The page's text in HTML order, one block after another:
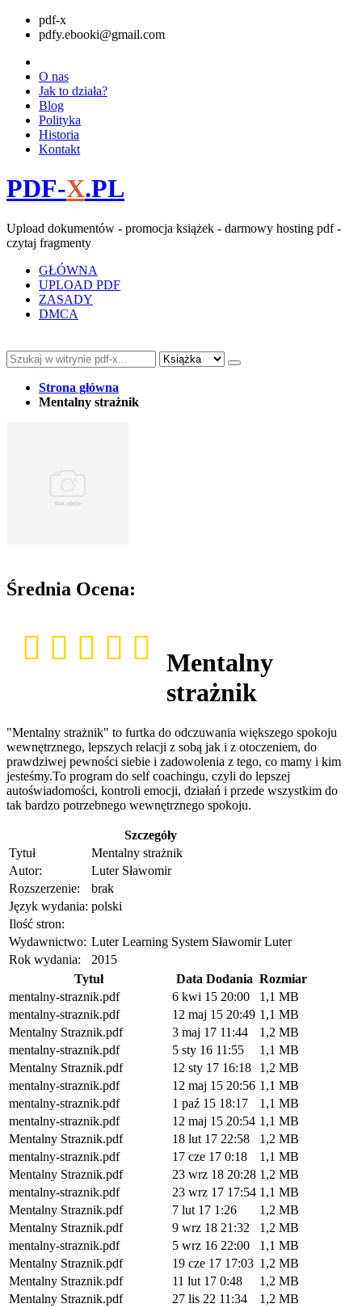
pdf-x
pdfy.ebooki@gmail.com
O nas
Jak to działa?
Blog
Polityka
Historia
Kontakt
PDF-X.PL
Upload dokumentów - promocja książek - darmowy hosting pdf -
czytaj fragmenty
GŁÓWNA
UPLOAD PDF
ZASADY
DMCA
Strona główna
Mentalny strażnik
Średnia Ocena:
Mentalny
strażnik
"Mentalny strażnik" to furtka do odczuwania większego spokoju
wewnętrznego, lepszych relacji z sobą jak i z otoczeniem, do
prawdziwej pewności siebie i zadowolenia z tego, co mamy i kim
jesteśmy.To program do self coachingu, czyli do lepszej
autoświadomości, kontroli emocji, działań i przede wszystkim do
tak bardzo potrzebnego wewnętrznego spokoju.
Szczegóły
Tytuł
Mentalny strażnik
Autor:
Luter Sławomir
Rozszerzenie:
brak
Język wydania: polski
Ilość stron:
Wydawnictwo: Luter Learning System Sławomir Luter
Rok wydania:
2015
Tytuł
Data Dodania Rozmiar
mentalny-straznik.pdf
6 kwi 15 20:00
1,1 MB
mentalny-straznik.pdf
12 maj 15 20:49 1,1 MB
Mentalny Straznik.pdf
3 maj 17 11:44
1,2 MB
mentalny-straznik.pdf
5 sty 16 11:55
1,1 MB
Mentalny Straznik.pdf
12 sty 17 16:18
1,2 MB
mentalny-straznik.pdf
12 maj 15 20:56 1,1 MB
mentalny-straznik.pdf
1 paź 15 18:17
1,1 MB
mentalny-straznik.pdf
12 maj 15 20:54 1,1 MB
Mentalny Straznik.pdf
18 lut 17 22:58
1,2 MB
mentalny-straznik.pdf
17 cze 17 0:18
1,1 MB
Mentalny Straznik.pdf
23 wrz 18 20:28 1,2 MB
mentalny-straznik.pdf
23 wrz 17 17:54 1,1 MB
Mentalny Straznik.pdf
7 lut 17 1:26
1,2 MB
Mentalny Straznik.pdf
9 wrz 18 21:32
1,2 MB
mentalny-straznik.pdf
5 wrz 16 22:00
1,1 MB
Mentalny Straznik.pdf
19 cze 17 17:03 1,2 MB
Mentalny Straznik.pdf
11 lut 17 0:48
1,2 MB
Mentalny Straznik.pdf
27 lis 22 11:34
1,2 MB